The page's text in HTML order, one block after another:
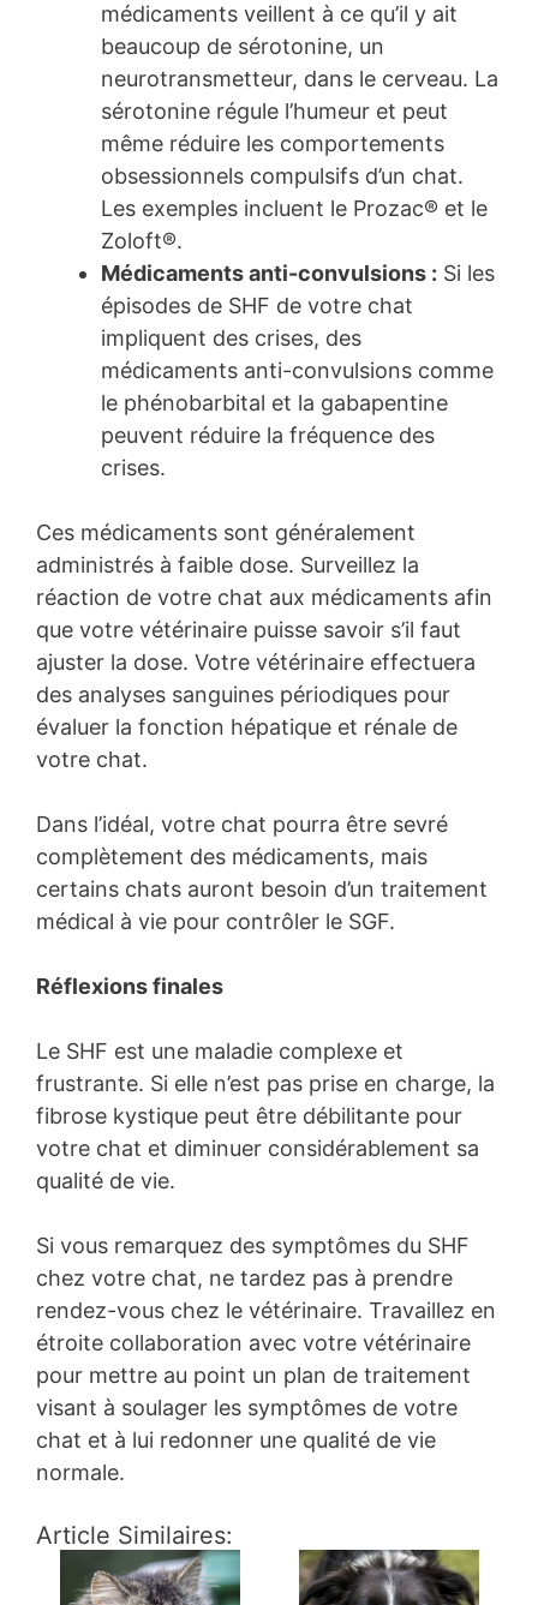
médicaments veillent à ce qu’il y ait
beaucoup de sérotonine, un
neurotransmetteur, dans le cerveau. La
sérotonine régule l’humeur et peut
même réduire les comportements
obsessionnels compulsifs d’un chat.
Les exemples incluent le Prozac® et le
Zoloft®.
Médicaments anti-convulsions : Si les
épisodes de SHF de votre chat
impliquent des crises, des
médicaments anti-convulsions comme
le phénobarbital et la gabapentine
peuvent réduire la fréquence des
crises.
Ces médicaments sont généralement
administrés à faible dose. Surveillez la
réaction de votre chat aux médicaments afin
que votre vétérinaire puisse savoir s’il faut
ajuster la dose. Votre vétérinaire effectuera
des analyses sanguines périodiques pour
évaluer la fonction hépatique et rénale de
votre chat.
Dans l’idéal, votre chat pourra être sevré
complètement des médicaments, mais
certains chats auront besoin d’un traitement
médical à vie pour contrôler le SGF.
Réflexions finales
Le SHF est une maladie complexe et
frustrante. Si elle n’est pas prise en charge, la
fibrose kystique peut être débilitante pour
votre chat et diminuer considérablement sa
qualité de vie.
Si vous remarquez des symptômes du SHF
chez votre chat, ne tardez pas à prendre
rendez-vous chez le vétérinaire. Travaillez en
étroite collaboration avec votre vétérinaire
pour mettre au point un plan de traitement
visant à soulager les symptômes de votre
chat et à lui redonner une qualité de vie
normale.
Article Similaires: